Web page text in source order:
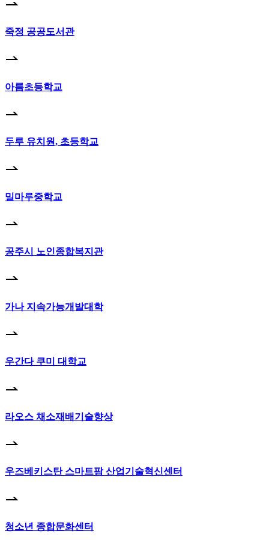
죽정 공공도서관
아름초등학교
두루 유치원, 초등학교
밀마루중학교
공주시 노인종합복지관
가나 지속가능개발대학
우간다 쿠미 대학교
라오스 채소재배기술향상
우즈베키스탄 스마트팜 산업기술혁신센터
청소년 종합문화센터